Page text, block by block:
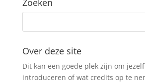
Zoeken
Over deze site
Dit kan een goede plek zijn om
introduceren of wat credits op te